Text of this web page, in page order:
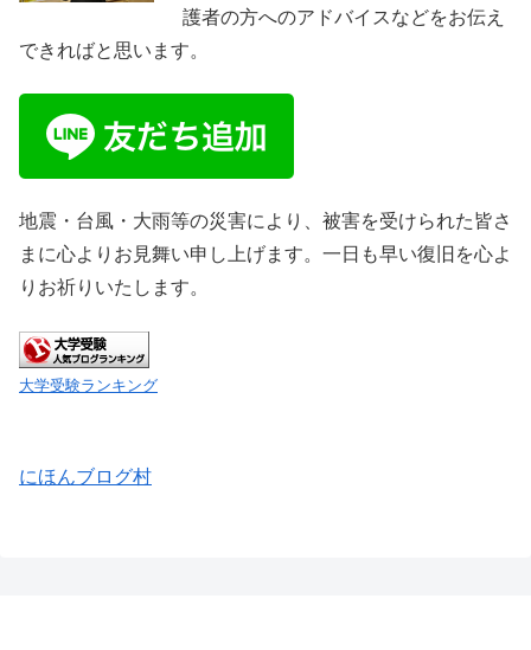
護者の方へのアドバイスなどをお伝え
できればと思います。
地震・台風・大雨等の災害により、被害を受けられた皆さ
まに心よりお見舞い申し上げます。一日も早い復旧を心よ
りお祈りいたします。
大学受験ランキング
にほんブログ村